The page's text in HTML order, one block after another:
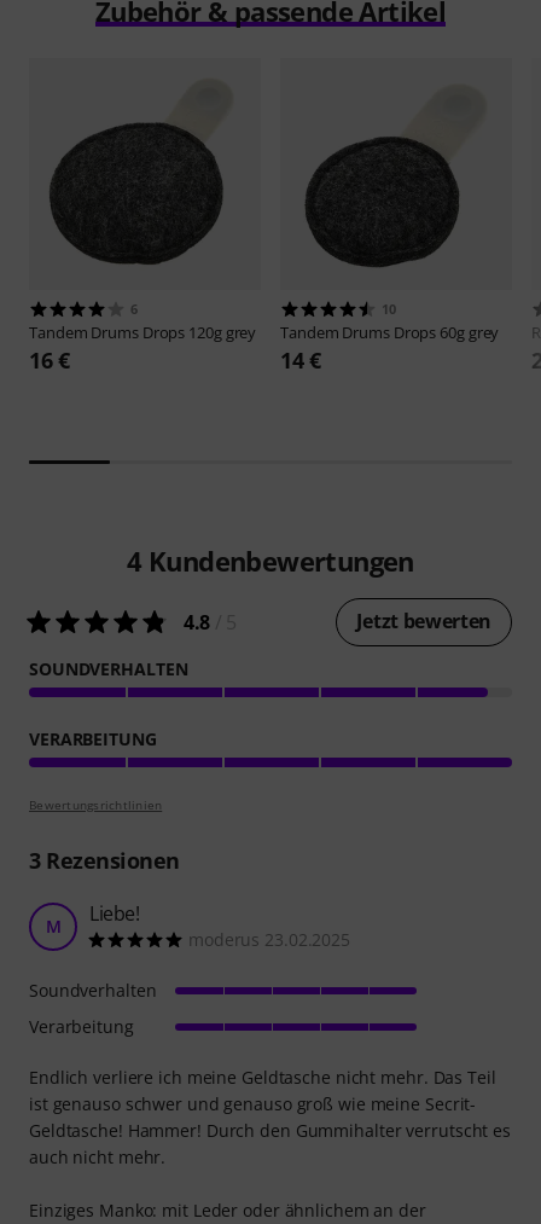
Zubehör & passende Artikel
6
Tandem Drums Drops 120g grey
16 €
10
Tandem Drums Drops 60g grey
14 €
4 Kundenbewertungen
4.8 Jetzt bewerten
SOUNDVERHALTEN
VERARBEITUNG
Bewertungsrichtlinien
3Rezensionen
M Liebe!
moderus 23.02.2025
Endlich verliere ich meine Geldtasche nicht mehr. Das Teil
ist genauso schwer und genauso groß wie meine Secrit-
Geldtasche! Hammer! Durch den Gummihalter verrutscht es
auch nicht mehr.
Einziges Manko: mit Leder oder ähnlichem an der
Soundverhalten
Verarbeitung